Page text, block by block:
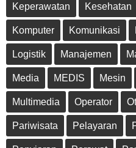
Keperawatan Kesehatan
Komputer Komunikasi
Logistik Manajemen
Media MEDIS Mesin
Multimedia Operator
Pariwisata Pelayaran